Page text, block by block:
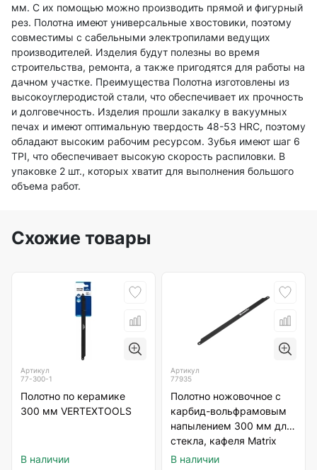
мм. С их помощью можно производить прямой и фигурный
рез. Полотна имеют универсальные хвостовики, поэтому
совместимы с сабельными электропилами ведущих
производителей. Изделия будут полезны во время
строительства, ремонта, а также пригодятся для работы на
дачном участке. Преимущества Полотна изготовлены из
высокоуглеродистой стали, что обеспечивает их прочность
и долговечность. Изделия прошли закалку в вакуумных
печах и имеют оптимальную твердость 48-53 HRC, поэтому
обладают высоким рабочим ресурсом. Зубья имеют шаг 6
TPI, что обеспечивает высокую скорость распиловки. В
упаковке 2 шт., которых хватит для выполнения большого
объема работ.
Схожие товары
Артикул
77-300-1
Полотно по керамике
300 мм VERTEXTOOLS
В наличии
Артикул
77935
Полотно ножовочное с
карбид-вольфрамовым
напылением 300 мм для
стекла, кафеля Matrix
В наличии